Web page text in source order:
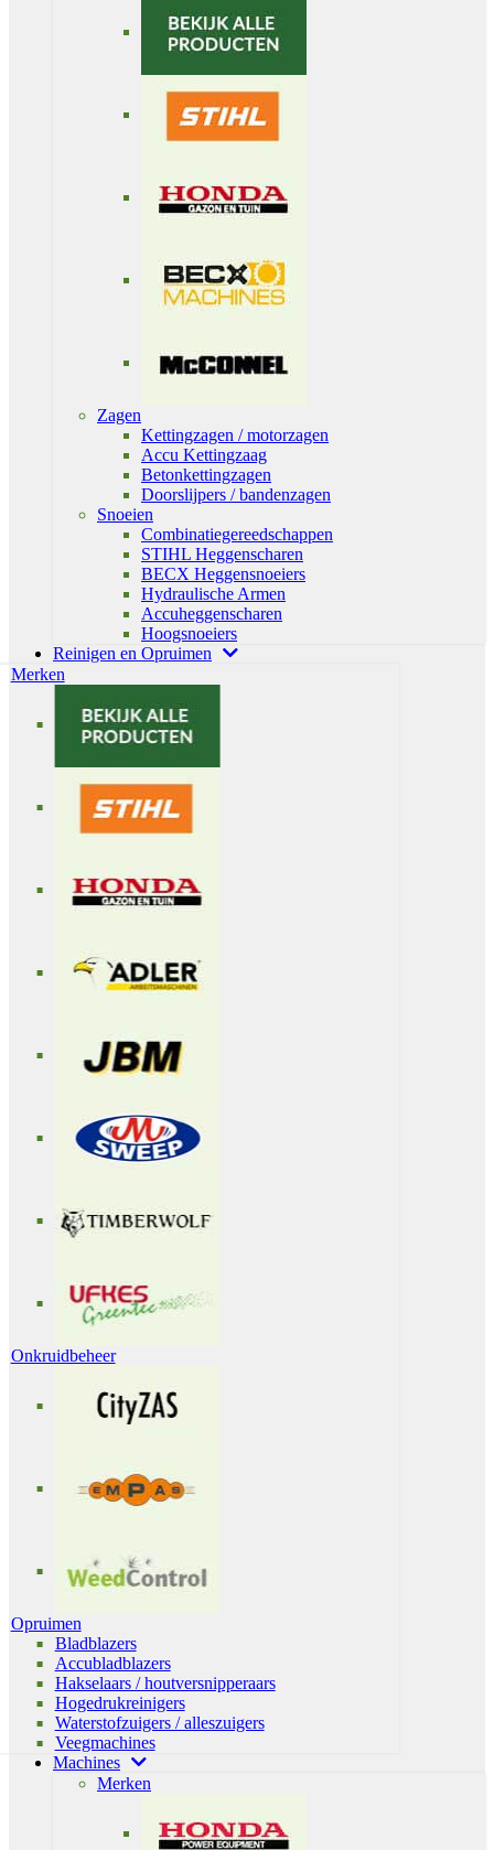
Zagen
Kettingzagen / motorzagen
Accu Kettingzaag
Betonkettingzagen
Doorslijpers / bandenzagen
Snoeien
Combinatiegereedschappen
STIHL Heggenscharen
BECX Heggensnoeiers
Hydraulische Armen
Accuheggenscharen
Hoogsnoeiers
Reinigen en Opruimen
Merken
Onkruidbeheer
Opruimen
Bladblazers
Accubladblazers
Hakselaars / houtversnipperaars
Hogedrukreinigers
Waterstofzuigers / alleszuigers
Veegmachines
Machines
Merken